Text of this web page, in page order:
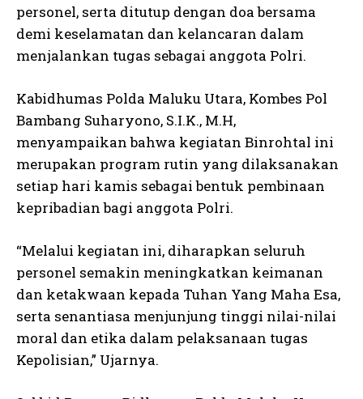
personel, serta ditutup dengan doa bersama
demi keselamatan dan kelancaran dalam
menjalankan tugas sebagai anggota Polri.
Kabidhumas Polda Maluku Utara, Kombes Pol
Bambang Suharyono, S.I.K., M.H,
menyampaikan bahwa kegiatan Binrohtal ini
merupakan program rutin yang dilaksanakan
setiap hari kamis sebagai bentuk pembinaan
kepribadian bagi anggota Polri.
“Melalui kegiatan ini, diharapkan seluruh
personel semakin meningkatkan keimanan
dan ketakwaan kepada Tuhan Yang Maha Esa,
serta senantiasa menjunjung tinggi nilai-nilai
moral dan etika dalam pelaksanaan tugas
Kepolisian,” Ujarnya.